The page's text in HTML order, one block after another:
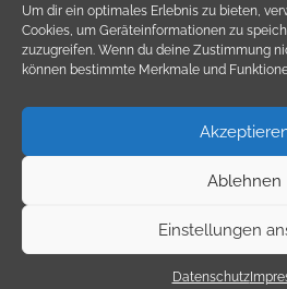
Um dir ein optimales Erlebnis zu bieten,
Cookies, um Geräteinformationen zu
zuzugreifen. Wenn du deine Zustimmung
können bestimmte Merkmale und
Ablehnen
Einstellungen
Datenschutz
Copyright © 2023 Fliesencenter